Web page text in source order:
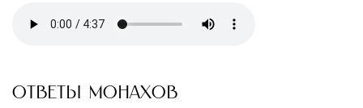
ОТВЕТЫ МОНАХОВ